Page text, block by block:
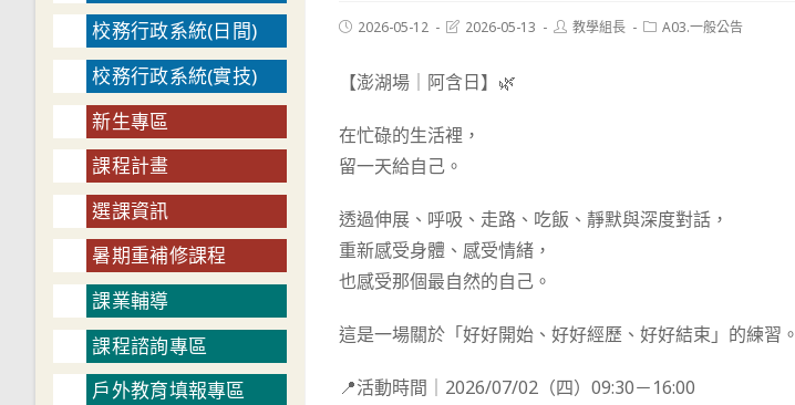
Post2026-05-12
Post2026-05-13
Post教學組長
PostA03.一般公告
【澎湖場｜阿含日】🌿
在忙碌的生活裡，
留一天給自己。
透過伸展、呼吸、走路、吃飯、靜默與深度對話，
重新感受身體、感受情緒，
也感受那個最自然的自己。
這是一場關於「好好開始、好好經歷、好好結束」的練習。
📍活動時間｜2026/07/02（四）09:30－16:00
校務行政系統(日間)
校務行政系統(實技)
新生專區
課程計畫
選課資訊
暑期重補修課程
課業輔導
課程諮詢專區
戶外教育填報專區